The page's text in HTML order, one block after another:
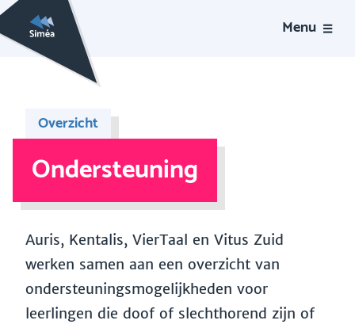
Menu
Overzicht
Ondersteuning
Auris, Kentalis, VierTaal en Vitus Zuid
werken samen aan een overzicht van
ondersteuningsmogelijkheden voor
leerlingen die doof of slechthorend zijn of